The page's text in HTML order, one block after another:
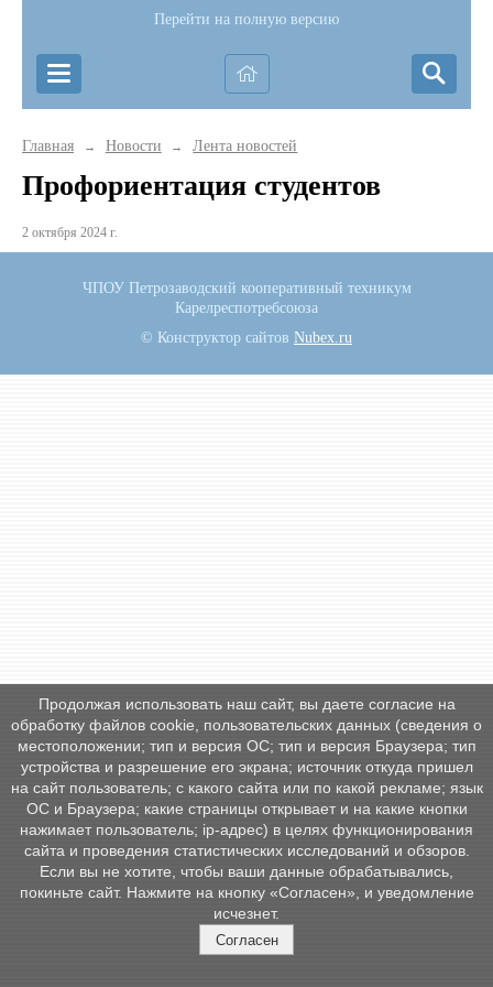
Перейти на полную версию
Главная → Новости → Лента новостей
Профориентация студентов
2 октября 2024 г.
ЧПОУ Петрозаводский кооперативный техникум
Карелреспотребсоюза
© Конструктор сайтов Nubex.ru
Продолжая использовать наш сайт, вы даете согласие на
обработку файлов cookie, пользовательских данных (сведения о
местоположении; тип и версия ОС; тип и версия Браузера; тип
устройства и разрешение его экрана; источник откуда пришел
на сайт пользователь; с какого сайта или по какой рекламе; язык
ОС и Браузера; какие страницы открывает и на какие кнопки
нажимает пользователь; ip-адрес) в целях функционирования
сайта и проведения статистических исследований и обзоров.
Если вы не хотите, чтобы ваши данные обрабатывались,
покиньте сайт. Нажмите на кнопку «Согласен», и уведомление
исчезнет.
Согласен